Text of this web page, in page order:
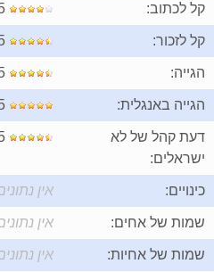
קל לכתוב: 4/5 כוכבים
קל לזכור: 4.5/5 כוכבים
הגייה: 4.5/5 כוכבים
הגייה באנגלית: 5/5 כוכבים
דעת קהל של לא
ישראלים:
4.5/5 כוכבים
כינויים: אין נתונים
שמות של אחים: אין נתונים
שמות של אחיות: אין נתונים